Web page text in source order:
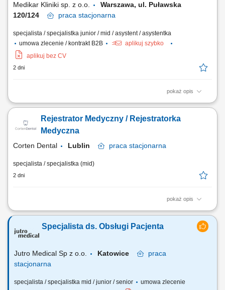
Medikar Kliniki sp. z o.o.
Warszawa, ul. Puławska
120/124
praca stacjonarna
specjalista / specjalistka junior / mid / asystent / asystentka
umowa zlecenie / kontrakt B2B
aplikuj szybko
aplikuj bez CV
2 dni
pokaż opis
bezpośredni i telefoniczny kontakt z pacjentem; prace administracyjne
rejestracja usług medycznych (internetowa, telefoniczna,
bezpośrednia); obsługa systemów informatycznych - wprowadzanie
Rejestrator Medyczny / Rejestratorka
Medyczna
Corten Dental Lublin praca stacjonarna
specjalista / specjalistka (mid)
2 dni
pokaż opis
Obowiązki: Udzielanie informacji o usługach placówki i zasadach jej
mailowa) oraz koordynacja obiegu dokumentacji; Prowadzenie
kalendarza wizyt i bieżąca aktualizacja harmonogramów przyjęć
Specjalista ds. Obsługi Pacjenta
Jutro Medical Sp z o.o. Katowice
praca
stacjonarna
specjalista / specjalistka mid / junior / senior
umowa zlecenie